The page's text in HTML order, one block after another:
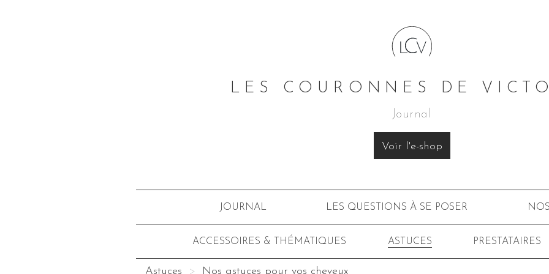
LES COURONNES DE
Journal
Voir l'e-shop
JOURNAL LES QUESTIONS À SE POSER
ACCESSOIRES & THÉMATIQUES ASTUCES PRESTATAIRES
Astuces Nos astuces pour vos cheveux